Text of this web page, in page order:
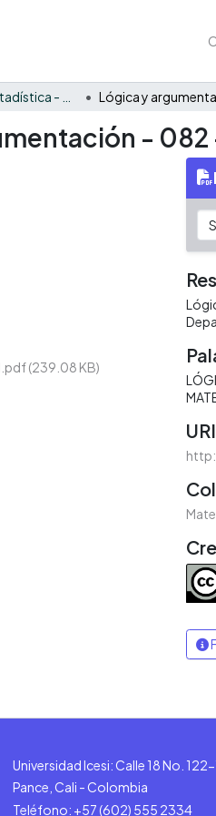
- 082
(239.08 KB)
URI
Universidad Icesi: Calle 18 No.
Pance, Cali - Colombia
Teléfono: +57 (602) 555 2334